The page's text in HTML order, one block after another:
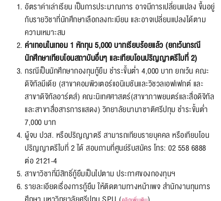
อัตราค่าเล่าเรียน เป็นการประมาณการ อาจมีการเปลี่ยนแปลง ขึ้นอยู่
กับรายวิชาที่นักศึกษาเลือกลงทะเบียน และอาจเปลี่ยนแปลงได้ตาม
ความเหมาะสม
ค่าเทอมในเทอม 1 หักทุน 5,000 บาทเรียบร้อยแล้ว (ยกเว้นกรณี
นักศึกษาเทียบโอนสถาบันอื่นๆ และเทียบโอนปริญญาตรีใบที่ 2)
กรณีเป็นนักศึกษากองทุนกู้ยืม ชำระขั้นต่ำ 4,000 บาท ยกเว้น คณะ
ดิจิทัลมีเดีย (สาขาคอมพิวเตอร์แอนิเมชันและวิชวลเอฟเฟกต์ และ
สาขาดิจิทัลอาร์ตส์) คณะนิเทศศาสตร์(สาขาภาพยนตร์และสื่อดิจิทัล
และสาขาสื่อสารการแสดง) วิทยาลัยนานาชาติศรีปทุม ชำระขั้นต่ำ
7,000 บาท
ผู้จบ ปวส. หรือปริญญาตรี สามารถเทียบรายบุคคล หรือเทียบโอน
ปริญญาตรีใบที่ 2 ได้ สอบถามที่ศูนย์รับสมัคร โทร: 02 558 6888
ต่อ 2121-4
สาขาวิชาที่มีสิทธิ์กู้ยืมเป็นไปตาม ประกาศของกองทุนฯ
รายละเอียดเรื่องการกู้ยืม ให้ติดตามทางหน้าเพจ สำนักงานทุนการ